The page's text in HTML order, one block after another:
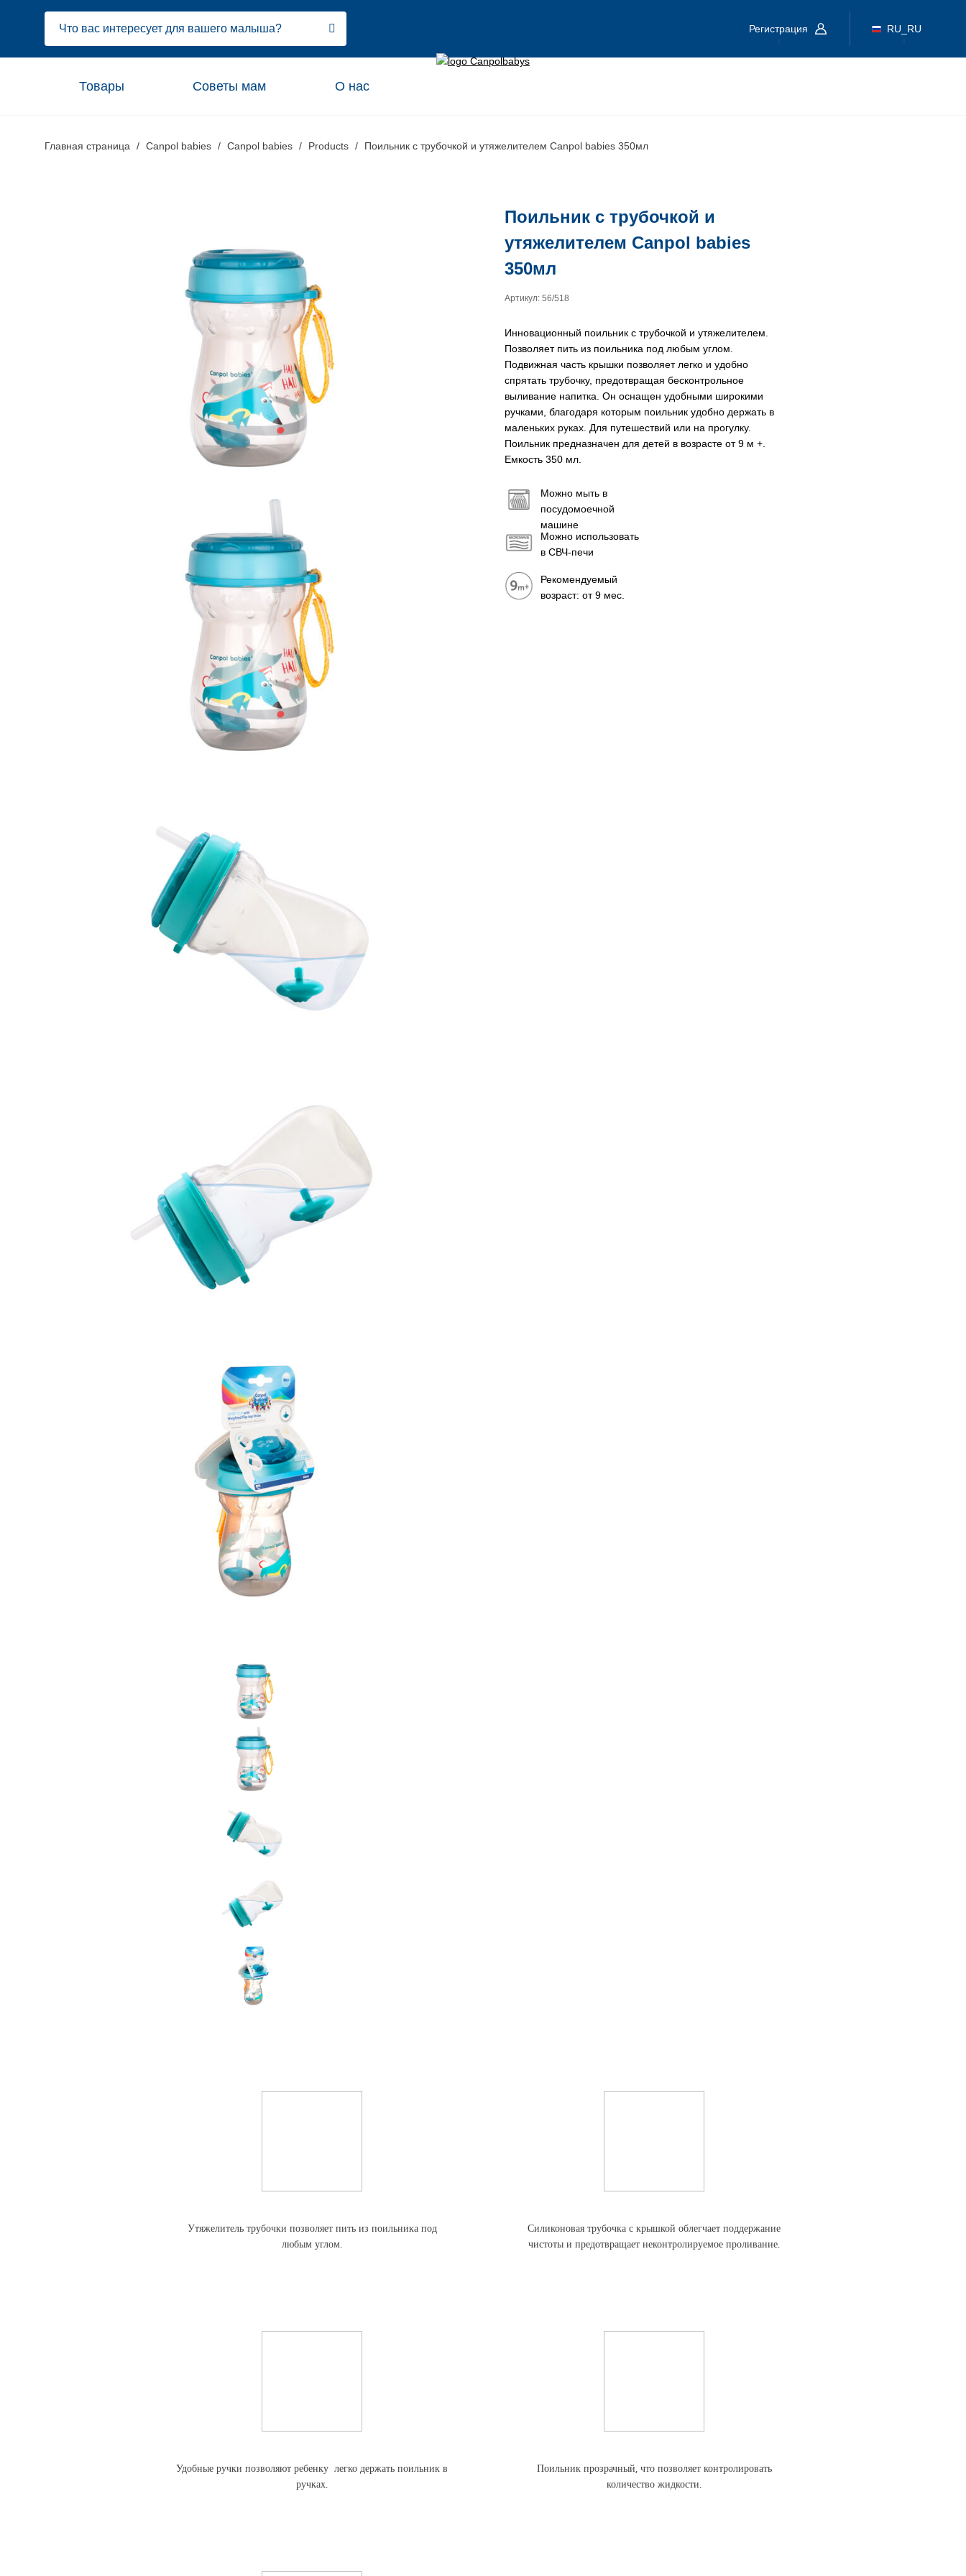
Регистрация RU_RU
Товары Советы мам О нас
Главная страница Canpol babies Canpol babies Products Поильник с трубочкой и утяжелителем Canpol babies 350мл
Поильник с трубочкой и
утяжелителем Canpol babies
350мл
Артикул: 56/518
Инновационный поильник с трубочкой и утяжелителем.
Позволяет пить из поильника под любым углом.
Подвижная часть крышки позволяет легко и удобно
спрятать трубочку, предотвращая бесконтрольное
выливание напитка. Он оснащен удобными широкими
ручками, благодаря которым поильник удобно держать в
маленьких руках. Для путешествий или на прогулку.
Поильник предназначен для детей в возрасте от 9 м +.
Емкость 350 мл.
Можно мыть в
посудомоечной
машине
Можно использовать
в СВЧ-печи
Рекомендуемый
возраст: от 9 мес.
Утяжелитель трубочки позволяет пить из поильника под
любым углом.
Силиконовая трубочка с крышкой облегчает поддержание
чистоты и предотвращает неконтролируемое проливание.
Удобные ручки позволяют ребенку легко держать поильник в
ручках.
Поильник прозрачный, что позволяет контролировать
количество жидкости.